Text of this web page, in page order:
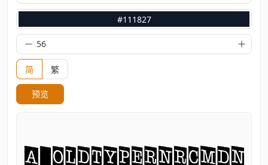
#111827
简 繁
预览